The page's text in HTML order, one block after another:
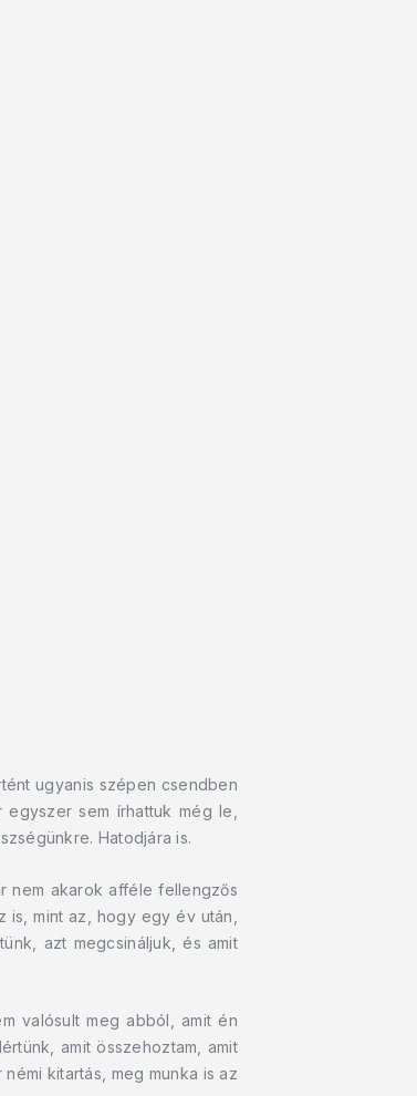
ugyanis szépen csendben
sem írhattuk még le,
Hatodjára is.
nem akarok afféle fellengzős
is, mint az, hogy egy év után,
azt megcsináljuk, és amit
valósult meg abból, amit én
amit összehoztam, amit
kitartás, meg munka is az